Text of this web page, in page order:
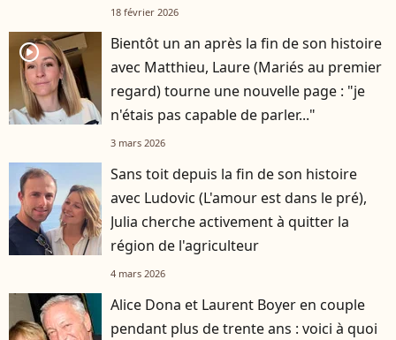
18 février 2026
player2
Bientôt un an après la fin de son histoire
avec Matthieu, Laure (Mariés au premier
regard) tourne une nouvelle page : "je
n'étais pas capable de parler..."
3 mars 2026
Sans toit depuis la fin de son histoire
avec Ludovic (L'amour est dans le pré),
Julia cherche activement à quitter la
région de l'agriculteur
4 mars 2026
Alice Dona et Laurent Boyer en couple
pendant plus de trente ans : voici à quoi